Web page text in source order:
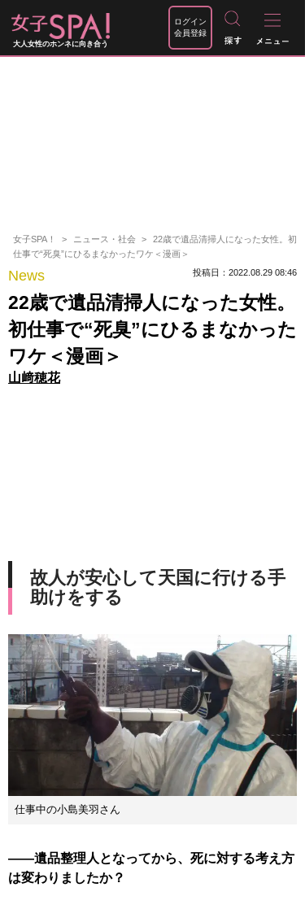
大人女性のホンネに向き合う
ログイン
会員登録
女子SPA！ ニュース・社会
22歳で遺品清掃人になった女性。初
仕事で“死臭”にひるまなかったワケ＜漫画＞
News 投稿日：2022.08.29 08:46
22歳で遺品清掃人になった女性。
初仕事で“死臭”にひるまなかった
ワケ＜漫画＞
山﨑穂花
故人が安心して天国に行ける手
助けをする
仕事中の小島美羽さん
――遺品整理人となってから、死に対する考え方
は変わりましたか？